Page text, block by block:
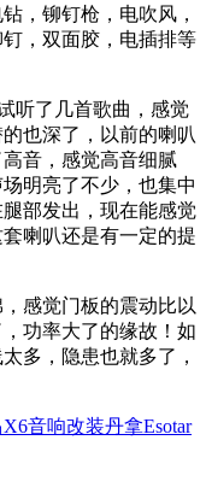
，铆钉枪，电吹风，
，双面胶，电插排等
听了几首歌曲，感觉
也深了，以前的喇叭
音，感觉高音细腻
明亮了不少，也集中
部发出，现在能感觉
喇叭还是有一定的提
感觉门板的震动比以
功率大了的缘故！如
多，隐患也就多了，
音响改装丹拿Esotar